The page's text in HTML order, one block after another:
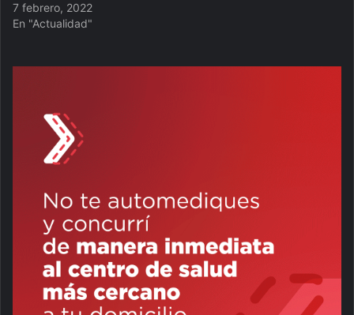
7 febrero, 2022
En "Actualidad"